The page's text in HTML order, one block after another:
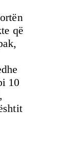
që
10